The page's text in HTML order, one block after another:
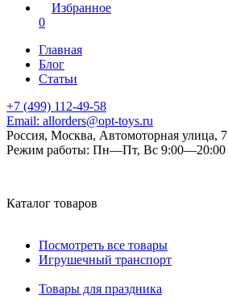
Избранное
0
Главная
Блог
Статьи
+7 (499) 112-49-58
Email: allorders@opt-toys.ru
Россия, Москва, Автомоторная улица, 7
Режим работы: Пн—Пт, Вс 9:00—20:00
Каталог товаров
Посмотреть все товары
Игрушечный транспорт
Товары для праздника